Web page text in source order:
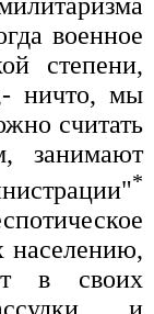
военное
степени,
ничто, мы
считать
занимают
*
населению,
в своих